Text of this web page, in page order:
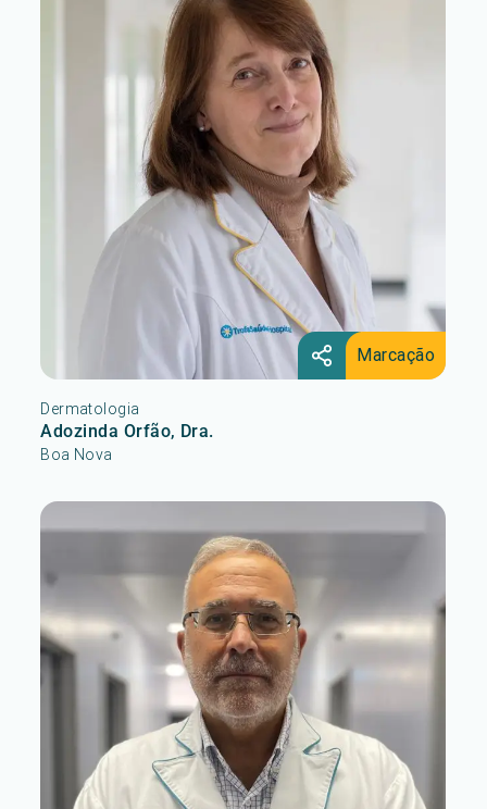
Marcação
Dermatologia
Adozinda Orfão, Dra.
Boa Nova